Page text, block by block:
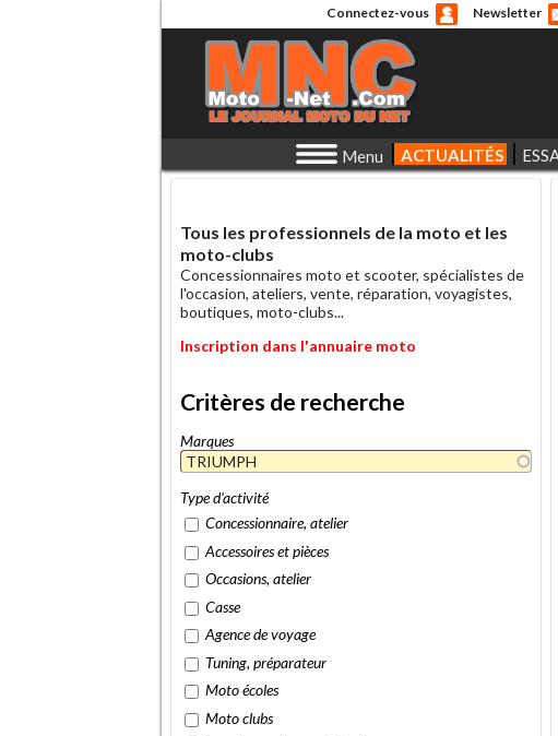
Connectez-vous Newsletter
Menu ACTUALITÉS
Tous les professionnels de la moto et les
moto-clubs
Concessionnaires moto et scooter, spécialistes de
l'occasion, ateliers, vente, réparation, voyagistes,
boutiques, moto-clubs...
Inscription dans l'annuaire moto
Critères de recherche
Marques
Type d'activité
Concessionnaire, atelier
Accessoires et pièces
Occasions, atelier
Casse
Agence de voyage
Tuning, préparateur
Moto écoles
Moto clubs